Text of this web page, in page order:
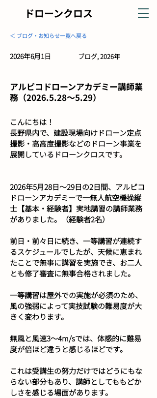
ドローンクロス
＜ ブログ・お知らせ一覧へ戻る
2026年6月1日 ブログ, 2026年
アルピコドローンアカデミー講師業
務（2026.5.28～5.29）
こんにちは！
長野県内で、建設現場向けドローン定点
撮影・高高度撮影などのドローン事業を
展開しているドローンクロスです。
2026年5月28日～29日の2日間、アルピコ
ドローンアカデミーで一無人航空機操縦
士【基本・経験者】実地講習の講師業務
がありました。（経験者2名）
前日・前々日に続き、一等講習が連続す
るスケジュールでしたが、天候に恵まれ
たことで無事に講習を実施でき、お二人
とも修了審査に無事合格されました。
一等講習は屋外での実施が必須のため、
風の強弱によって実技試験の難易度が大
きく変わります。
無風と風速3〜4m/sでは、体感的に難易
度が倍ほど違うと感じるほどです。
これは受講生の努力だけではどうにもな
らない部分もあり、講師としてももどか
しさを感じる場面があります。